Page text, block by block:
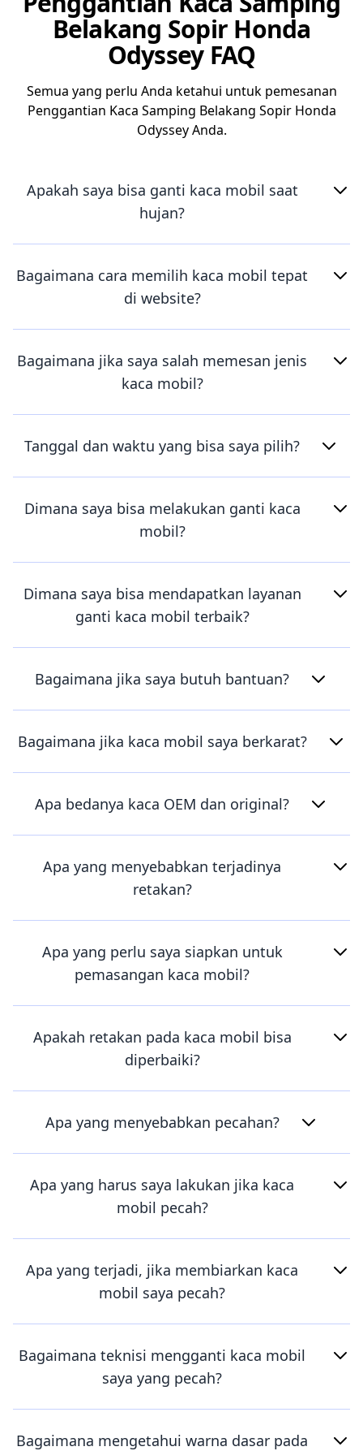
Belakang Sopir Honda
Odyssey FAQ
Semua yang perlu Anda ketahui untuk pemesanan
Penggantian Kaca Samping Belakang Sopir Honda
Odyssey Anda.
Apakah saya bisa ganti kaca mobil saat
hujan?
Bagaimana cara memilih kaca mobil tepat
di website?
Bagaimana jika saya salah memesan jenis
kaca mobil?
Tanggal dan waktu yang bisa saya pilih?
Dimana saya bisa melakukan ganti kaca
mobil?
Dimana saya bisa mendapatkan layanan
ganti kaca mobil terbaik?
Bagaimana jika saya butuh bantuan?
Bagaimana jika kaca mobil saya berkarat?
Apa bedanya kaca OEM dan original?
Apa yang menyebabkan terjadinya
retakan?
Apa yang perlu saya siapkan untuk
pemasangan kaca mobil?
Apakah retakan pada kaca mobil bisa
diperbaiki?
Apa yang menyebabkan pecahan?
Apa yang harus saya lakukan jika kaca
mobil pecah?
Apa yang terjadi, jika membiarkan kaca
mobil saya pecah?
Bagaimana teknisi mengganti kaca mobil
saya yang pecah?
Bagaimana mengetahui warna dasar pada